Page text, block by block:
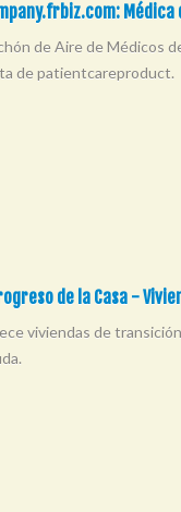
de Aire de Médicos
de patientcareproduct.
de la Casa -
viviendas de